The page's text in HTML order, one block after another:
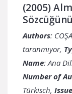
(2005)
Authors:
taranmıyor,
Name: Ana
Number of
Türkisch, Issue